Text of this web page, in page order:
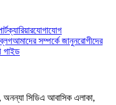
ক্যারিয়ারযোগাযোগ
ব্লগআমাদের সম্পর্কে জানুনরোগীদের
গাইড
অনন্যা সিডিএ আবাসিক এলাকা,